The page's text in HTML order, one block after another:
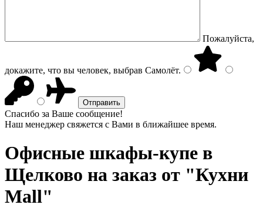
Пожалуйста,
докажите, что вы человек, выбрав Самолёт.
Спасибо за Ваше сообщение!
Наш менеджер свяжется с Вами в ближайшее время.
Офисные шкафы-купе в
Щелково на заказ от "Кухни
Mall"